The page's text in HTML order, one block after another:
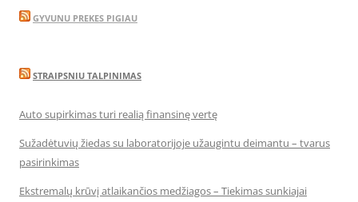
GYVUNU PREKES PIGIAU
STRAIPSNIU TALPINIMAS
Auto supirkimas turi realią finansinę vertę
Sužadėtuvių žiedas su laboratorijoje užaugintu deimantu – tvarus
pasirinkimas
Ekstremalų krūvį atlaikančios medžiagos – Tiekimas sunkiajai